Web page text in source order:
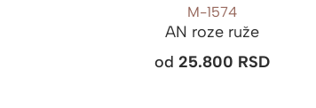
M-1574
AN roze ruže
od25.800 RSD